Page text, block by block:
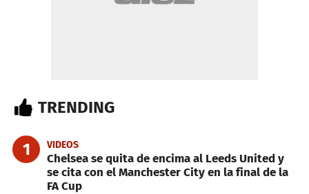
TRENDING
1 VIDEOS
Chelsea se quita de encima al Leeds United y
se cita con el Manchester City en la final de la
FA Cup